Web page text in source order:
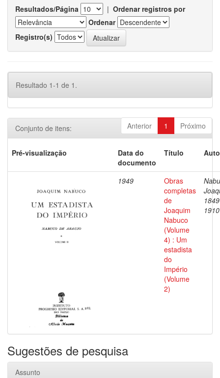
Resultados/Página | Ordenar registros por
Ordenar
Registro(s)
Resultado 1-1 de 1.
Anterior 1 Próximo
Conjunto de itens:
Pré-visualização
Data do
documento
Título
1949
Obras
completas
de
Joaquim
Nabuco
(Volume
4) : Um
estadista
do
Império
(Volume
2)
1910
Sugestões de pesquisa
Assunto